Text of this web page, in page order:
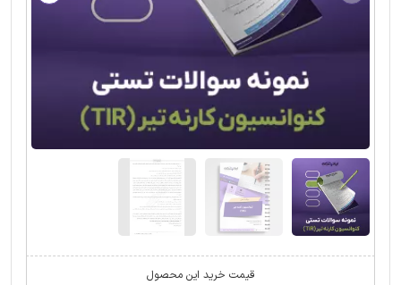
قیمت خرید این محصول